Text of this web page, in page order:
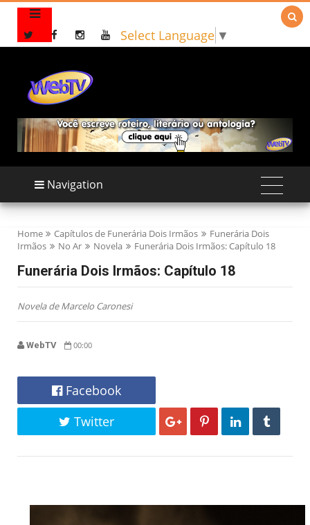
Select Language ▼

Navigation
Home Capítulos de Funerária Dois Irmãos
Funerária Dois
Irmãos
No Ar Novela Funerária Dois Irmãos: Capítulo 18
Funerária Dois Irmãos: Capítulo 18
Novela de Marcelo Caronesi
WebTV 00:00
Facebook
Twitter